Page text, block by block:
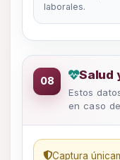
laborales.
Datos de
08 Salud
Estos datos
en
Captura únicamente